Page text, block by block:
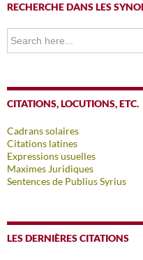
RECHERCHE DANS LES
Search
for:
CITATIONS, LOCUTIONS, ETC.
Cadrans solaires
Citations latines
Expressions usuelles
Maximes Juridiques
Sentences de Publius Syrius
LES DERNIÈRES CITATIONS